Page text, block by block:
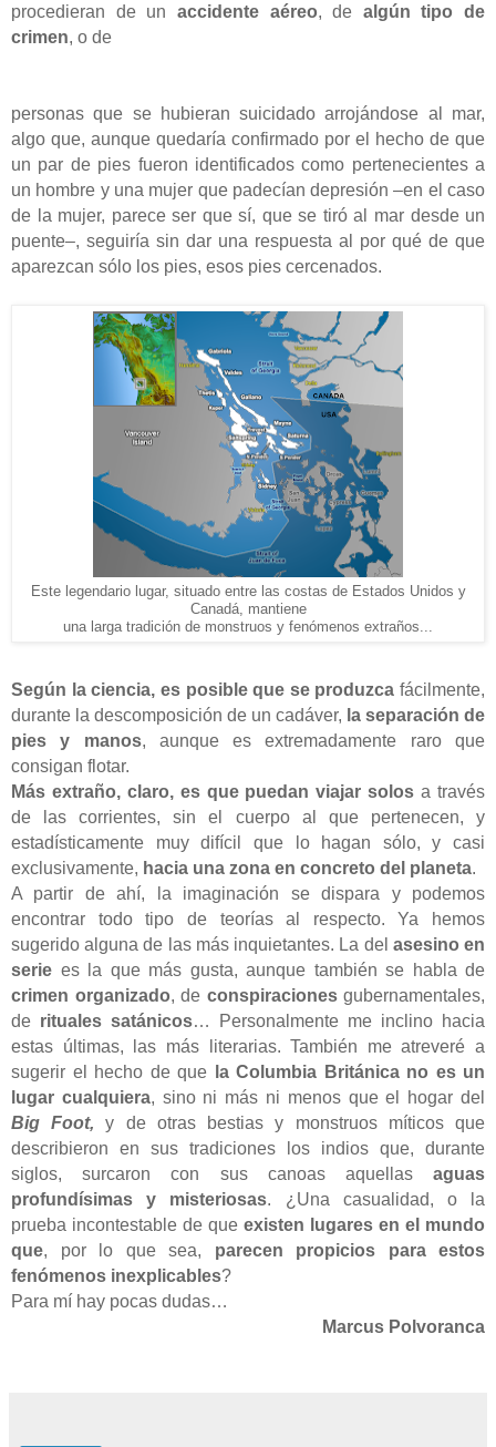
procedieran de un accidente aéreo, de algún tipo de
crimen, o de
personas que se hubieran suicidado arrojándose al mar,
algo que, aunque quedaría confirmado por el hecho de que
un par de pies fueron identificados como pertenecientes a
un hombre y una mujer que padecían depresión –en el caso
de la mujer, parece ser que sí, que se tiró al mar desde un
puente–, seguiría sin dar una respuesta al por qué de que
aparezcan sólo los pies, esos pies cercenados.
Este legendario lugar, situado entre las costas de Estados Unidos y
Canadá, mantiene
una larga tradición de monstruos y fenómenos extraños...
Según la ciencia, es posible que se produzca fácilmente,
durante la descomposición de un cadáver, la separación de
pies y manos, aunque es extremadamente raro que
consigan flotar.
Más extraño, claro, es que puedan viajar solos a través
de las corrientes, sin el cuerpo al que pertenecen, y
estadísticamente muy difícil que lo hagan sólo, y casi
exclusivamente, hacia una zona en concreto del planeta.
A partir de ahí, la imaginación se dispara y podemos
encontrar todo tipo de teorías al respecto. Ya hemos
sugerido alguna de las más inquietantes. La del asesino en
serie es la que más gusta, aunque también se habla de
crimen organizado, de conspiracionesgubernamentales,
de rituales satánicos… Personalmente me inclino hacia
estas últimas, las más literarias. También me atreveré a
sugerir el hecho de que
la Columbia Británica no es un
lugar cualquiera, sino ni más ni menos que el hogar del
Big Foot,
y de otras bestias y monstruos míticos que
describieron en sus tradiciones los indios que, durante
siglos, surcaron con sus canoas aquellasaguas
profundísimas y misteriosas. ¿Una casualidad, o la
prueba incontestable de queexisten lugares en el mundo
que, por lo que sea, parecen propicios para estos
fenómenos inexplicables?
Para mí hay pocas dudas…
Marcus Polvoranca